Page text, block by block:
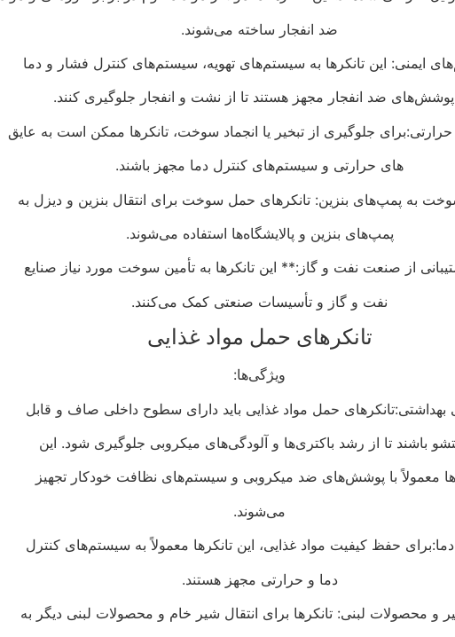
ضد انفجار ساخته می‌شوند.
ایمنی: این تانکرها به سیستم‌های تهویه، سیستم‌های کنترل فشار و دما
ضد انفجار مجهز هستند تا از نشت و انفجار جلوگیری کنند.
حرارتی:برای جلوگیری از تبخیر یا انجماد سوخت، تانکرها ممکن است به عایق‌
های حرارتی و سیستم‌های کنترل دما مجهز باشند.
به پمپ‌های بنزین: تانکرهای حمل سوخت برای انتقال بنزین و دیزل به
پمپ‌های بنزین و پالایشگاه‌ها استفاده می‌شوند.
از صنعت نفت و گاز:** این تانکرها به تأمین سوخت مورد نیاز صنایع
نفت و گاز و تأسیسات صنعتی کمک می‌کنند.
تانکرهای حمل مواد غذایی
ویژگی‌ها:
حمل مواد غذایی باید دارای سطوح داخلی صاف و قابل
باشند تا از رشد باکتری‌ها و آلودگی‌های میکروبی جلوگیری شود. این
معمولاً با پوشش‌های ضد میکروبی و سیستم‌های نظافت خودکار تجهیز
می‌شوند.
حفظ کیفیت مواد غذایی، این تانکرها معمولاً به سیستم‌های کنترل
دما و حرارتی مجهز هستند.
و محصولات لبنی: تانکرها برای انتقال شیر خام و محصولات لبنی دیگر به